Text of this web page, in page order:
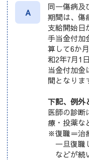
A
同一傷病及
期間は、傷
支給開始日
手当金付加
算して6か
和2年7月1
当金付加金
間となりま
下記、例外
医師の診断
療・投薬な
※復職＝治
一旦復職
などが続